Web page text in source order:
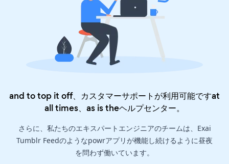
and to top it off、カスタマーサポートが利用可能ですat
all times、as is theヘルプセンター。
さらに、私たちのエキスパートエンジニアのチームは、Exai
Tumblr Feedのようなpowrアプリが機能し続けるように昼夜
を問わず働いています。